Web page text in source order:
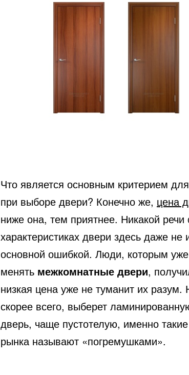
Что является основным критерием
при выборе двери? Конечно же, цена
ниже она, тем приятнее. Никакой речи
характеристиках двери здесь даже не
основной ошибкой. Люди, которым
менять межкомнатные двери,
низкая цена уже не туманит их разум.
скорее всего, выберет
дверь, чаще пустотелую, именно
рынка называют «погремушками».